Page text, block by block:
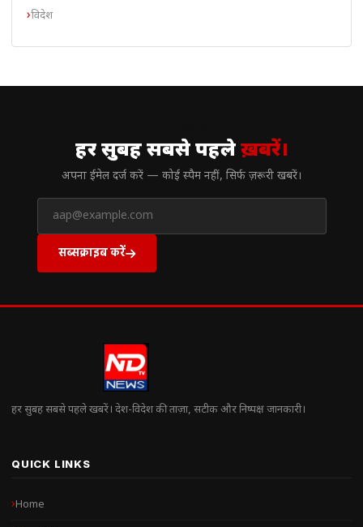
विदेश
हर सुबह सबसे पहलेख़बरें।
अपना ईमेल दर्ज करें — कोई स्पैम नहीं, सिर्फ ज़रूरी खबरें।
सब्सक्राइब करें
हर सुबह सबसे पहले खबरें। देश-विदेश की ताज़ा, सटीक और निष्पक्ष जानकारी।
QUICK LINKS
Home